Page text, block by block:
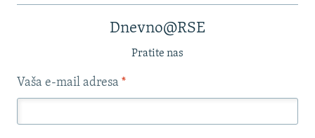
Dnevno@RSE
Pratite nas
Vaša e-mail adresa *